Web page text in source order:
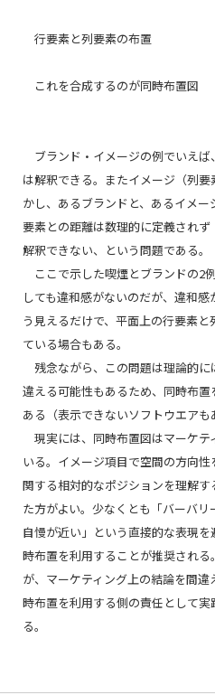
行要素と列要素の布置
これを合成するのが同時布置図
ブランド・イメージの例でいえ
は解釈できる。またイメージ（列
かし、あるブランドと、あるイメ
要素との距離は数理的に定義され
解釈できない、という問題である。
ここで示した喫煙とブランドの2
しても違和感がないのだが、違和
う見えるだけで、平面上の行要素
ている場合もある。
残念ながら、この問題は理論的に
違える可能性もあるため、同時布
ある（表示できないソフトウエアも
現実には、同時布置図はマーケテ
いる。イメージ項目で空間の方向
関する相対的なポジションを理解
た方がよい。少なくとも「バーバ
自慢が近い」という直接的な表現
時布置を利用することが推奨され
が、マーケティング上の結論を間
時布置を利用する側の責任として
る。